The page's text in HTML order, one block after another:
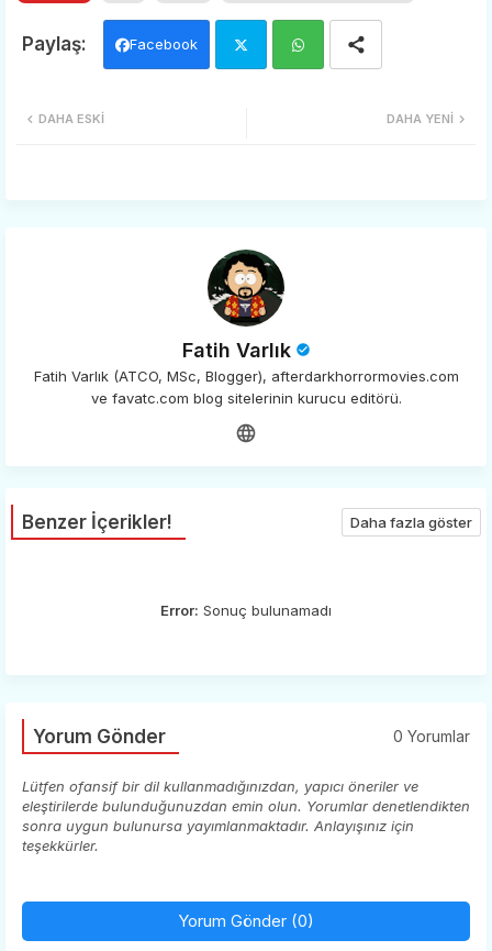
Facebook
DAHA YENI
DAHA ESKI
Fatih Varlık
Fatih Varlık (ATCO, MSc, Blogger), afterdarkhorrormovies.com
ve favatc.com blog sitelerinin kurucu editörü.
Benzer İçerikler! Daha fazla göster
Error: Sonuç bulunamadı
Yorum Gönder 0 Yorumlar
Lütfen ofansif bir dil kullanmadığınızdan, yapıcı öneriler ve
eleştirilerde bulunduğunuzdan emin olun. Yorumlar denetlendikten
sonra uygun bulunursa yayımlanmaktadır. Anlayışınız için
teşekkürler.
Yorum Gönder (0)